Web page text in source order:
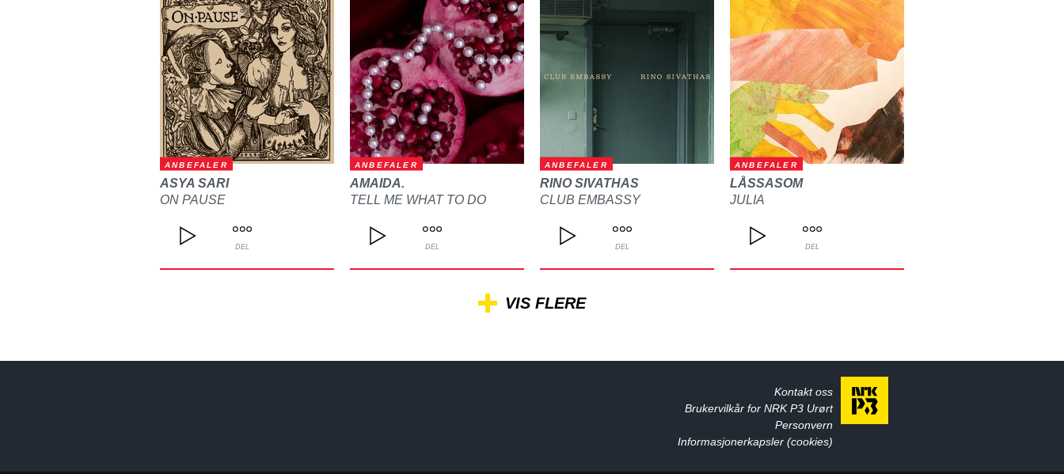
ANBEFALER
ASYA SARI
ON PAUSE
DEL
ANBEFALER
AMAIDA.
TELL ME WHAT TO DO
DEL
ANBEFALER
RINO SIVATHAS
CLUB EMBASSY
DEL
ANBEFALER
LÅSSASOM
JULIA
DEL
VIS FLERE
Kontakt oss
Brukervilkår for NRK P3 Urørt
Personvern
Informasjonerkapsler (cookies)